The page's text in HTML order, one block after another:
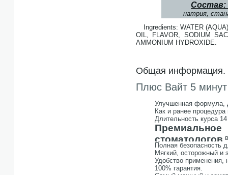
Состав:
натрия,
Ingredients: WATER
OIL, FLAVOR, SODIUM
AMMONIUM HYDROXIDE.
Общая информация.
Плюс Вайт 5 минут
Улучшенная формула,
Как и ранее
Длительность курса
стоматологов
Полная безопасность
Мягкий, осторожный и
Удобство применения,
100% гарантия.